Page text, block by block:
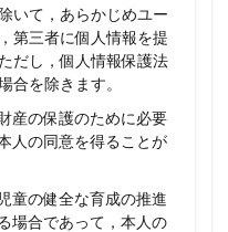
いて，あらかじめユー
第三者に個人情報を提
だし，個人情報保護法
合を除きます。
産の保護のために必要
人の同意を得ることが
童の健全な育成の推進
場合であって，本人の